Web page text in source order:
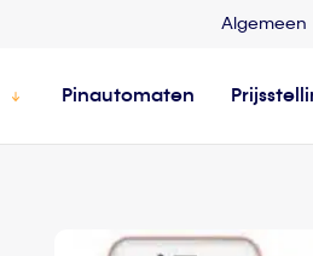
Algemeen
Pinautomaten